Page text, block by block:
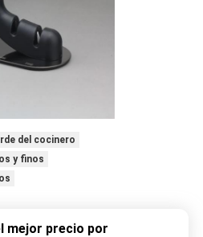
del cocinero
y finos
mejor precio por